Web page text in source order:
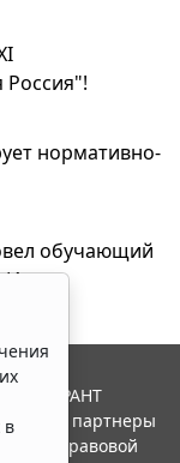
Россия"!
нормативно-
обучающий
Искра
в
ГАРАНТ
и ее партнеры
правовой